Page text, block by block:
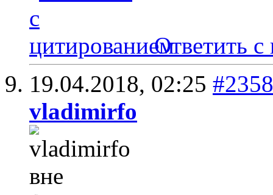
Ответить с
19.04.2018, 02:25 #2358
vladimirfo